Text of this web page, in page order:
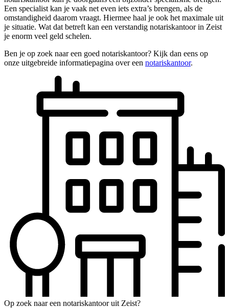
Een specialist kan je vaak net even iets extra’s brengen, als de
omstandigheid daarom vraagt. Hiermee haal je ook het maximale uit
je situatie. Wat dat betreft kan een verstandig notariskantoor in Zeist
je enorm veel geld schelen.
Ben je op zoek naar een goed notariskantoor? Kijk dan eens op
onze uitgebreide informatiepagina over een notariskantoor.
Op zoek naar een notariskantoor uit Zeist?